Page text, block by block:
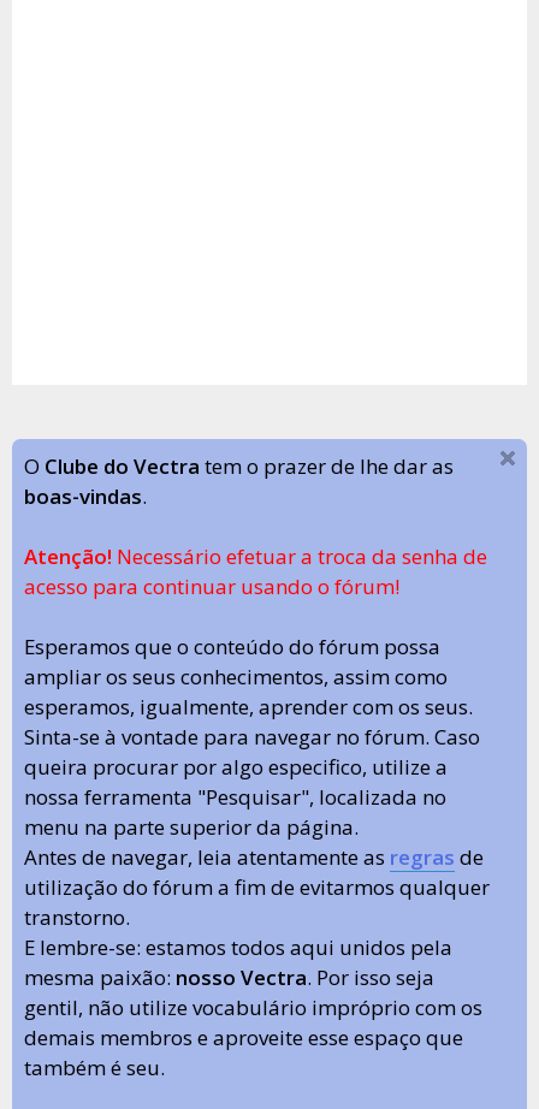
O Clube do Vectra tem o prazer de lhe dar as
boas-vindas.
Atenção! Necessário efetuar a troca da senha de
acesso para continuar usando o fórum!
Esperamos que o conteúdo do fórum possa
ampliar os seus conhecimentos, assim como
esperamos, igualmente, aprender com os seus.
Sinta-se à vontade para navegar no fórum. Caso
queira procurar por algo especifico, utilize a
nossa ferramenta "Pesquisar", localizada no
menu na parte superior da página.
Antes de navegar, leia atentamente as regras de
utilização do fórum a fim de evitarmos qualquer
transtorno.
E lembre-se: estamos todos aqui unidos pela
mesma paixão: nosso Vectra. Por isso seja
gentil, não utilize vocabulário impróprio com os
demais membros e aproveite esse espaço que
também é seu.